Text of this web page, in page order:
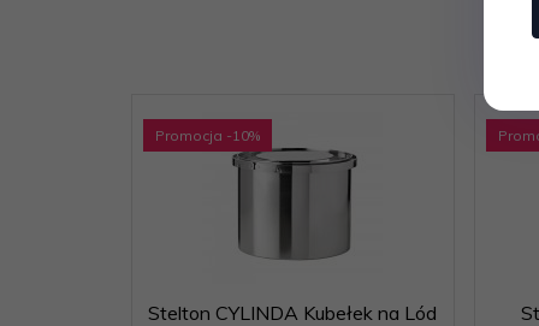
Promocja -10%
Stelton CYLINDA Kubełek na Lód